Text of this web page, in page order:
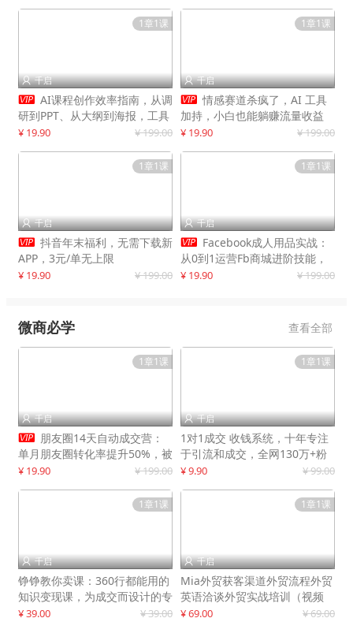
1章1课
 千启
 AI课程创作效率指南，从调
研到PPT、从大纲到海报，工具
赋能，打造可持续变现产品线
¥ 19.90 ¥ 199.00
1章1课
 千启
 情感赛道杀疯了，AI 工具
加持，小白也能躺赚流量收益
¥ 19.90 ¥ 199.00
1章1课
 千启
 抖音年末福利，无需下载新
APP，3元/单无上限
¥ 19.90 ¥ 199.00
1章1课
 千启
 Facebook成人用品实战：
从0到1运营Fb商城进阶技能，
快速提升订单转化与店铺收益
¥ 19.90 ¥ 199.00
微商必学 查看全部
1章1课
 千启
 朋友圈14天自动成交营：
单月朋友圈转化率提升50%，被
动收入超3万元
¥ 19.90 ¥ 199.00
1章1课
 千启
1对1成交 收钱系统，十年专注
于引流和成交，全网130万+粉
丝
¥ 9.90 ¥ 99.00
1章1课
 千启
铮铮教你卖课：360行都能用的
知识变现课，为成交而设计的专
属课程
¥ 39.00 ¥ 39.00
1章1课
 千启
Mia外贸获客渠道外贸流程外贸
英语洽谈外贸实战培训（视频
课）价值399元
¥ 69.00 ¥ 69.00